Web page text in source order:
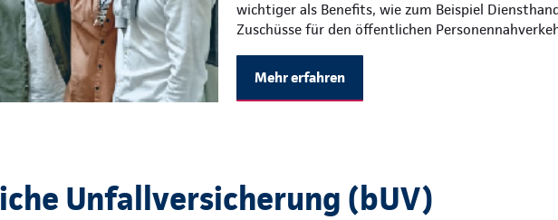
wichtiger als Benefits, wie zum Beispiel
Zuschüsse für den öffentlichen
Mehr erfahren
Unfallversicherung (bUV)